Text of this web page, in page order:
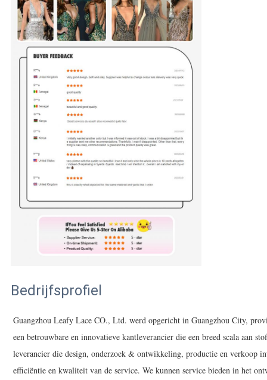
Bedrijfsprofiel
Guangzhou Leafy Lace CO., Ltd. werd opgericht in Guangzhou City,
een betrouwbare en innovatieve kantleverancier die een breed scala aan
leverancier die design, onderzoek & ontwikkeling, productie en verkoop
efficiëntie en kwaliteit van de service. We kunnen service bieden in het